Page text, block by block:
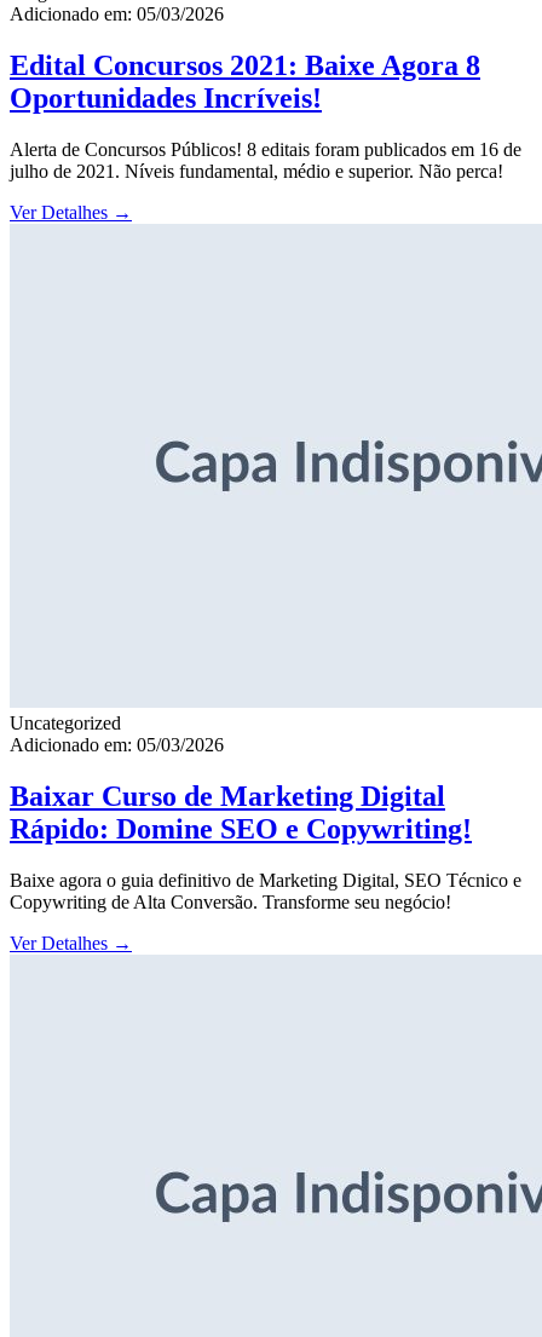
Adicionado em: 05/03/2026
Edital Concursos 2021: Baixe Agora 8
Oportunidades Incríveis!
Alerta de Concursos Públicos! 8 editais foram publicados em 16 de
julho de 2021. Níveis fundamental, médio e superior. Não perca!
Ver Detalhes →
Uncategorized
Adicionado em: 05/03/2026
Baixar Curso de Marketing Digital
Rápido: Domine SEO e Copywriting!
Baixe agora o guia definitivo de Marketing Digital, SEO Técnico e
Copywriting de Alta Conversão. Transforme seu negócio!
Ver Detalhes →